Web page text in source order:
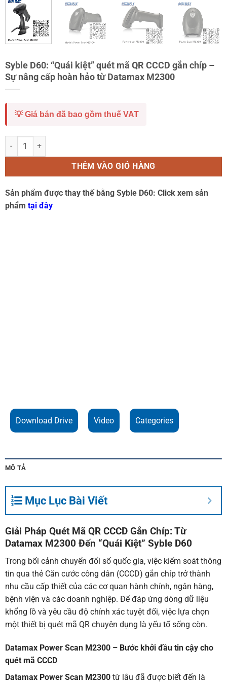
Syble D60: “Quái kiệt” quét mã QR CCCD gắn chíp –
Sự nâng cấp hoàn hảo từ Datamax M2300
💡 Giá bán đã bao gồm thuế VAT
Syble D60: "Quái kiệt" quét mã QR CCCD gắn chíp – Sự nâng cấp
THÊM VÀO GIỎ HÀNG
Sản phẩm được thay thế bằng Syble D60: Click xem sản
phẩm tại đây
Download Drive Video Categories
MÔ TẢ
Mục Lục Bài Viết
Giải Pháp Quét Mã QR CCCD Gắn Chíp: Từ
Datamax M2300 Đến “Quái Kiệt” SybleD60
Trong bối cảnh chuyển đổi số quốc gia, việc kiểm soát thông
tin qua thẻ Căn cước công dân (CCCD) gắn chíp trở thành
nhu cầu cấp thiết của các cơ quan hành chính, ngân hàng,
bệnh viện và các doanh nghiệp. Để đáp ứng dòng dữ liệu
khổng lồ và yêu cầu độ chính xác tuyệt đối, việc lựa chọn
một thiết bị quét mã QR chuyên dụng là yếu tố sống còn.
Datamax Power Scan M2300 – Bước khởi đầu tin cậy cho
quét mã CCCD
Datamax Power Scan M2300từ lâu đã được biết đến là